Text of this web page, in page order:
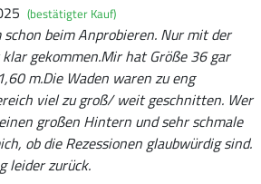
(bestätigter Kauf)
beim Anprobieren. Nur mit der
gekommen.Mir hat Größe 36 gar
m.Die Waden waren zu eng
viel zu groß/ weit geschnitten. Wer
großen Hintern und sehr schmale
ob die Rezessionen glaubwürdig sind.
leider zurück.